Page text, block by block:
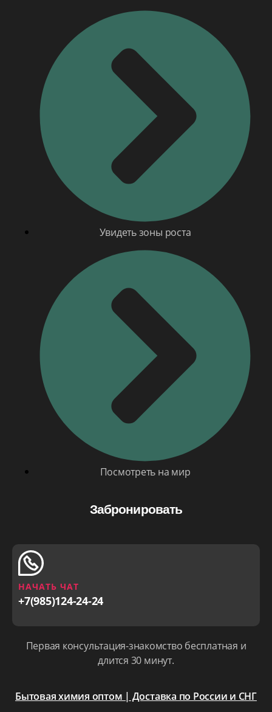
Увидеть зоны роста
Посмотреть на мир
Забронировать
НАЧАТЬ ЧАТ
+7(985)124-24-24
Первая консультация-знакомство бесплатная и
длится 30 минут.
Бытовая химия оптом | Доставка по России и СНГ